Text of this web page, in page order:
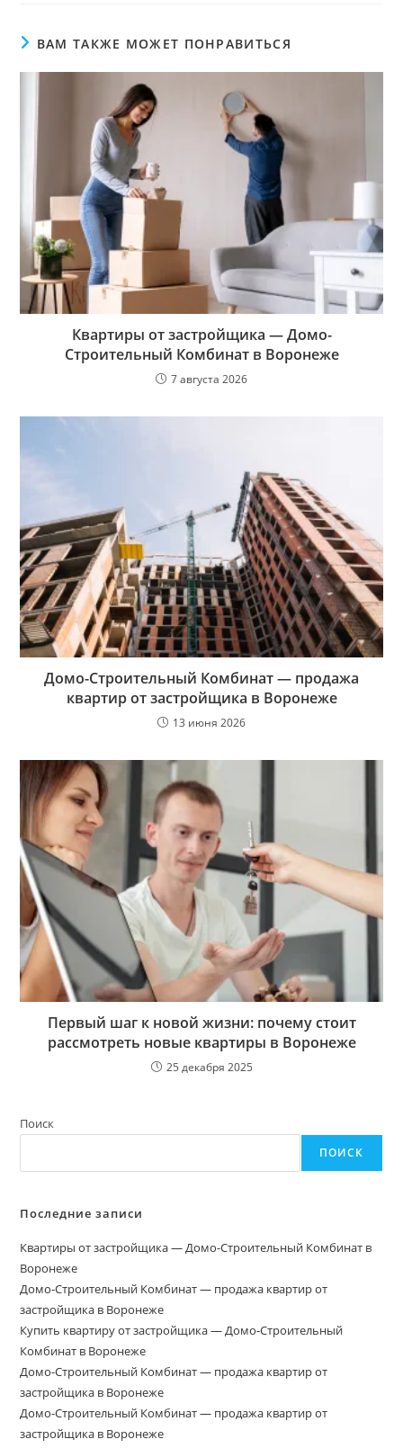
ВАМ ТАКЖЕ МОЖЕТ ПОНРАВИТЬСЯ
Квартиры от застройщика — Домо-
Строительный Комбинат в Воронеже
7 августа 2026
Домо-Строительный Комбинат — продажа
квартир от застройщика в Воронеже
13 июня 2026
Первый шаг к новой жизни: почему стоит
рассмотреть новые квартиры в Воронеже
25 декабря 2025
Поиск
ПОИСК
Последние записи
Квартиры от застройщика — Домо-Строительный Комбинат в
Воронеже
Домо‑Строительный Комбинат — продажа квартир от
застройщика в Воронеже
Купить квартиру от застройщика — Домо‑Строительный
Комбинат в Воронеже
Домо-Строительный Комбинат — продажа квартир от
застройщика в Воронеже
Домо-Строительный Комбинат — продажа квартир от
застройщика в Воронеже